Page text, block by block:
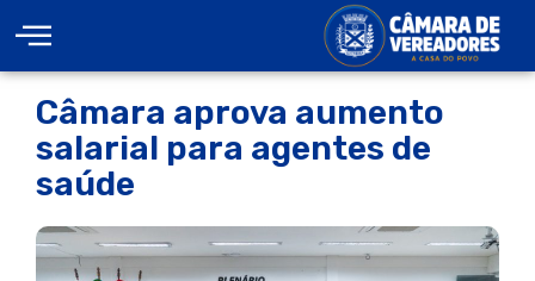
Câmara aprova aumento
salarial para agentes de
saúde